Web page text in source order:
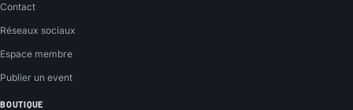
Contact
Réseaux sociaux
Espace membre
Publier un event
BOUTIQUE